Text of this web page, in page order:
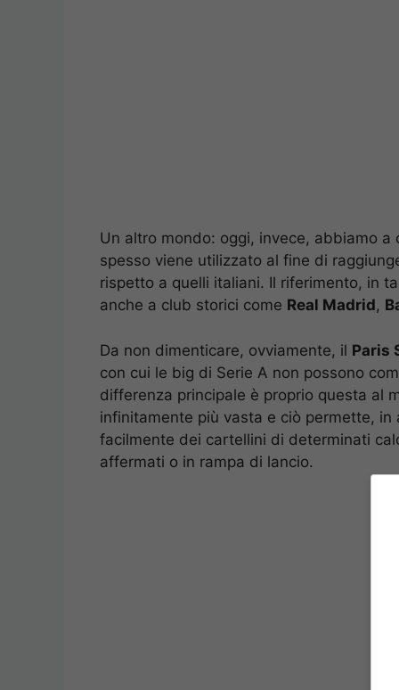
Un altro mondo: oggi, invece, abbiamo
spesso viene utilizzato al fine di
rispetto a quelli italiani. Il riferimento, in
anche a club storici come Real Madrid,
Da non dimenticare, ovviamente, il Paris
con cui le big di Serie A non possono
differenza principale è proprio questa al
infinitamente più vasta e ciò permette, in
facilmente dei cartellini di determinati
affermati o in rampa di lancio.